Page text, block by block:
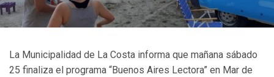
La Municipalidad de La Costa informa que mañana sábado
25 finaliza el programa “Buenos Aires Lectora” en Mar de